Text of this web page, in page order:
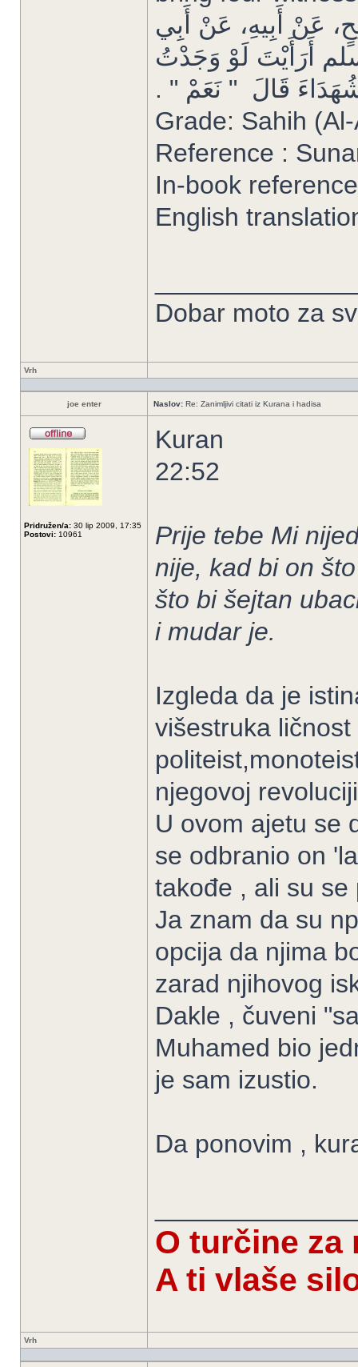
عَنْ أَبِيهِ، عَنْ أَبِي
أَرَأَيْتَ لَوْ وَجَدْتُ
قَالَ ‏ "‏ نَعَمْ ‏"‏ ‏.‏
Reference :
In-book
English
Dobar moto za
Vrh
joe enter Naslov: Re: Zanimljivi citati iz Kurana i hadisa
Pridružen/a: 30 lip 2009, 17:35
Postovi: 10961
Kuran
22:52
Prije tebe Mi
nije, kad bi on
što bi šejtan
i mudar je.
Izgleda da je
višestruka
njegovoj
U ovom ajetu se
se odbranio on
takođe , ali su
Ja znam da su
opcija da njima
zarad njihovog
Dakle , čuveni
Muhamed bio
je sam izustio.
Da ponovim ,
O turčine za
A ti vlaše
Vrh